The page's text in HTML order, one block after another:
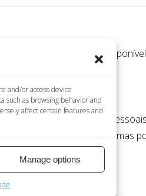
and/or access device
such as browsing behavior and
affect certain features and
Manage options
de endereços não disponível
normalização de dados
Todos as formas